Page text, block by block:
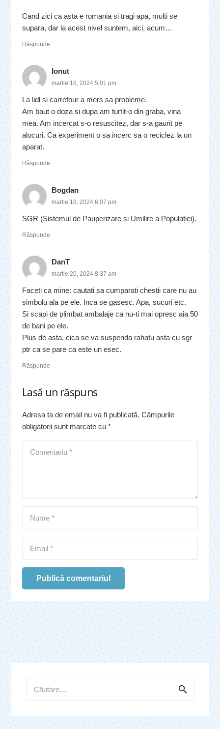
Cand zici ca asta e romania si tragi apa, multi se
supara, dar la acest nivel suntem, aici, acum…
Răspunde
Ionut
martie 18, 2024 5:01 pm
La lidl si carrefour a mers sa probleme.
Am baut o doza si dupa am turtit-o din graba, vina
mea. Am incercat s-o resuscitez, dar s-a gaurit pe
alocuri. Ca experiment o sa incerc sa o reciclez la un
aparat.
Răspunde
Bogdan
martie 18, 2024 6:07 pm
SGR (Sistemul de Pauperizare și Umilire a Populației).
Răspunde
DanT
martie 20, 2024 8:37 am
Faceti ca mine: cautati sa cumparati chestii care nu au
simbolu ala pe ele. Inca se gasesc. Apa, sucuri etc.
Si scapi de plimbat ambalaje ca nu-ti mai opresc aia 50
de bani pe ele.
Plus de asta, cica se va suspenda rahatu asta cu sgr
ptr ca se pare ca este un esec.
Răspunde
Lasă un răspuns
Adresa ta de email nu va fi publicată. Câmpurile
obligatorii sunt marcate cu *
Publică comentariul
după: